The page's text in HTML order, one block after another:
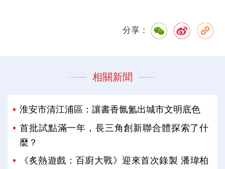
分享：
相關新聞
淮安市清江浦區：讓書香氤氳出城市文明底色
首批試點滿一年，長三角創新聯合體探索了什
麼？
《炙熱遊戲：百廚大戰》迎來首次錄製 潘瑋柏